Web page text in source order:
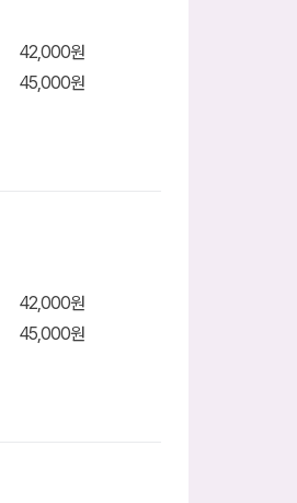
42,000원
45,000원
42,000원
45,000원